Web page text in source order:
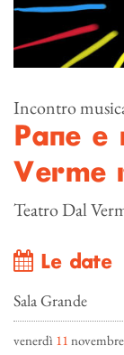
Incontro
Pane e
Verme
Teatro Dal
Le date
Sala Grande
venerdì 11